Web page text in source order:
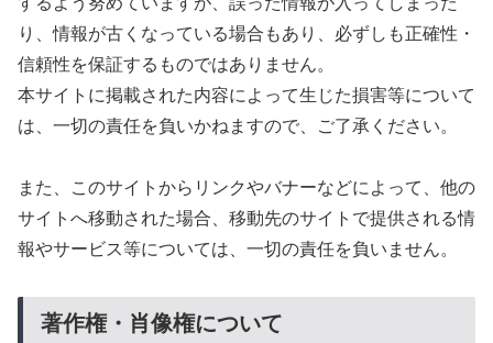
り、情報が古くなっている場合もあり、必ずしも正確性・
信頼性を保証するものではありません。
本サイトに掲載された内容によって生じた損害等について
は、一切の責任を負いかねますので、ご了承ください。
また、このサイトからリンクやバナーなどによって、他の
サイトへ移動された場合、移動先のサイトで提供される情
報やサービス等については、一切の責任を負いません。
著作権・肖像権について